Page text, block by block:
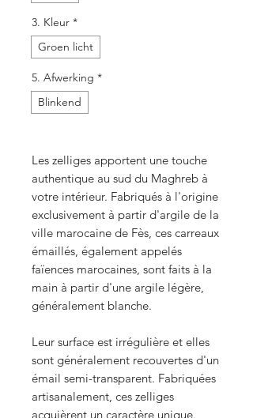
3. Kleur *
Groen licht
5. Afwerking *
Blinkend
Les zelliges apportent une touche
authentique au sud du Maghreb à
votre intérieur. Fabriqués à l'origine
exclusivement à partir d'argile de la
ville marocaine de Fès, ces carreaux
émaillés, également appelés
faïences marocaines, sont faits à la
main à partir d'une argile légère,
généralement blanche.
Leur surface est irrégulière et elles
sont généralement recouvertes d'un
émail semi-transparent. Fabriquées
artisanalement, ces zelliges
acquièrent un caractère unique.